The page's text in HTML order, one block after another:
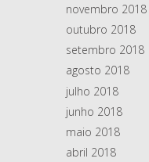
novembro 2018
outubro 2018
setembro 2018
agosto 2018
julho 2018
junho 2018
maio 2018
abril 2018